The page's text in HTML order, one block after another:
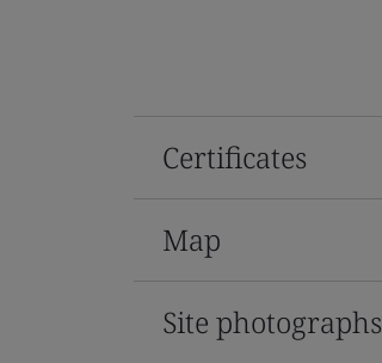
Certificates
Map
Site photographs